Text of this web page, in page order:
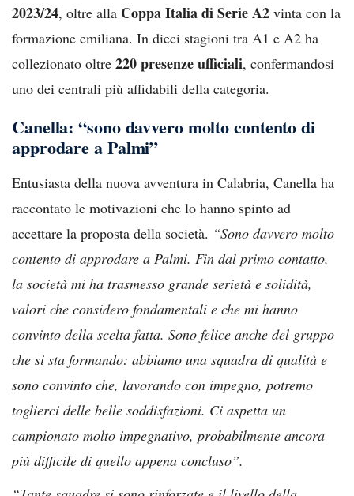
2023/24, oltre alla Coppa Italia di Serie A2 vinta con la
formazione emiliana. In dieci stagioni tra A1 e A2 ha
collezionato oltre 220 presenze ufficiali, confermandosi
uno dei centrali più affidabili della categoria.
Canella: “sono davvero molto contento di
approdare a Palmi”
Entusiasta della nuova avventura in Calabria, Canella ha
raccontato le motivazioni che lo hanno spinto ad
accettare la proposta della società. “Sono davvero molto
contento di approdare a Palmi. Fin dal primo contatto,
la società mi ha trasmesso grande serietà e solidità,
valori che considero fondamentali e che mi hanno
convinto della scelta fatta. Sono felice anche del gruppo
che si sta formando: abbiamo una squadra di qualità e
sono convinto che, lavorando con impegno, potremo
toglierci delle belle soddisfazioni. Ci aspetta un
campionato molto impegnativo, probabilmente ancora
più difficile di quello appena concluso”.